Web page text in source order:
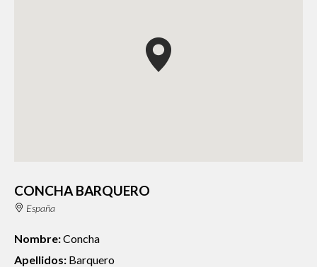
CONCHA BARQUERO
España
Nombre:Concha
Apellidos: Barquero